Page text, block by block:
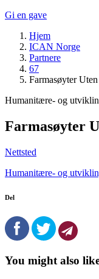
Gi en gave
Hjem
ICAN Norge
Partnere
67
Farmasøyter
Humanitære- og
Farmasøyter
Nettsted
Humanitære- og
Del
You might also